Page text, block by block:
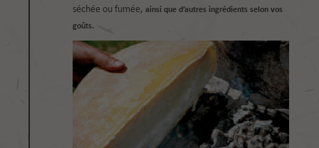
séchée ou fumée,ainsi que d’autres ingrédients selon vos
goûts.